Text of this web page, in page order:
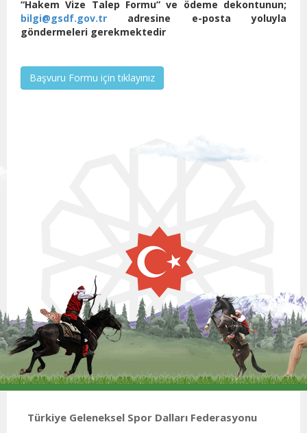
“Hakem Vize Talep Formu” ve ödeme dekontunun;
bilgi@gsdf.gov.tr adresine e-posta yoluyla
göndermeleri gerekmektedir
Başvuru Formu için tıklayınız
Türkiye Geleneksel Spor Dalları Federasyonu